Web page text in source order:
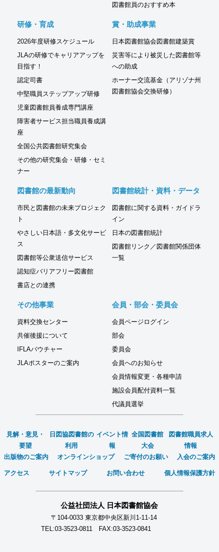
図書館員のおすすめ本
研修・育成
2026年度研修スケジュール
JLAの研修でキャリアアップを
目指す！
認定司書
中堅職員ステップアップ研修
児童図書館員養成専門講座
障害者サービス担当職員養成講
座
全国公共図書館研究集会
その他の研究集会・研修・セミ
ナー
賞・助成事業
日本図書館協会図書館建築賞
災害等により被災した図書館等
への助成
ホーナー交流基金（アリゾナ州
図書館協会交換研修）
図書館の最新動向
市民と図書館の未来プロジェク
ト
やさしい日本語・多文化サービ
ス
図書館等公衆送信サービス
認知症バリアフリー図書館
書店との連携
図書館統計・資料・データ
図書館に関する資料・ガイドラ
イン
日本の図書館統計
図書館リンク／図書館関係団体
一覧
その他事業
資料交換センター
共催後援について
IFLAバウチャー
JLAポスターのご案内
会員・部会・委員会
会員ページログイン
部会
委員会
会員へのお知らせ
会員情報変更・各種申請
施設会員配付資料一覧
代議員選挙
見解・意見・
要望
日図協図書館の
利用
イベント情
報
全国図書館
大会
図書館職員求人
情報
出版物のご案内
オンラインショップ ご寄付のお願い 入会のご案内
アクセス サイトマップ お問い合わせ 個人情報保護方針
公益社団法人 日本図書館協会
〒104-0033 東京都中央区新川1-11-14
TEL:03-3523-0811 FAX:03-3523-0841